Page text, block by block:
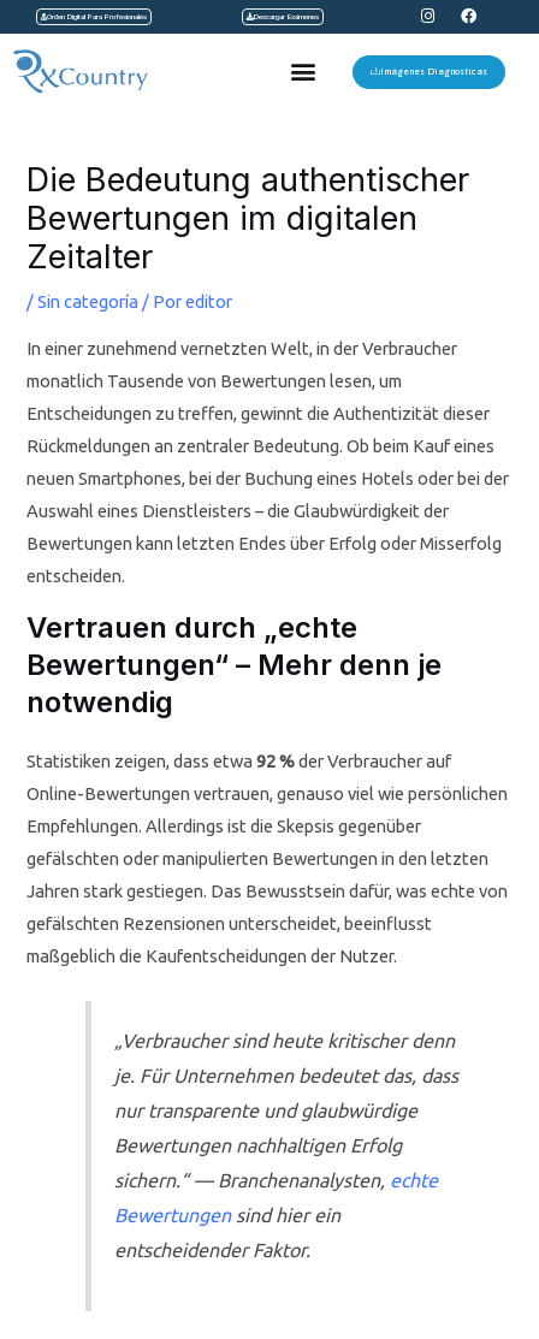
contenido
Orden Digital Para Profesionales Descargar Exámenes
I
n
s
t
a
F
a
c
e
b
Menu Imágenes Diagnosticas
Die Bedeutung authentischer
Bewertungen im digitalen
Zeitalter
/Sin categoría / Poreditor
In einer zunehmend vernetzten Welt, in der Verbraucher
monatlich Tausende von Bewertungen lesen, um
Entscheidungen zu treffen, gewinnt die Authentizität dieser
Rückmeldungen an zentraler Bedeutung. Ob beim Kauf eines
neuen Smartphones, bei der Buchung eines Hotels oder bei der
Auswahl eines Dienstleisters – die Glaubwürdigkeit der
Bewertungen kann letzten Endes über Erfolg oder Misserfolg
entscheiden.
Vertrauen durch „echte
Bewertungen“ – Mehr denn je
notwendig
Statistiken zeigen, dass etwa92 %der Verbraucher auf
Online-Bewertungen vertrauen, genauso viel wie persönlichen
Empfehlungen. Allerdings ist die Skepsis gegenüber
gefälschten oder manipulierten Bewertungen in den letzten
Jahren stark gestiegen. Das Bewusstsein dafür, was echte von
gefälschten Rezensionen unterscheidet, beeinflusst
maßgeblich die Kaufentscheidungen der Nutzer.
„Verbraucher sind heute kritischer denn
je. Für Unternehmen bedeutet das, dass
nur transparente und glaubwürdige
Bewertungen nachhaltigen Erfolg
sichern.“ — Branchenanalysten, echte
Bewertungensind hier ein
entscheidender Faktor.
entradas